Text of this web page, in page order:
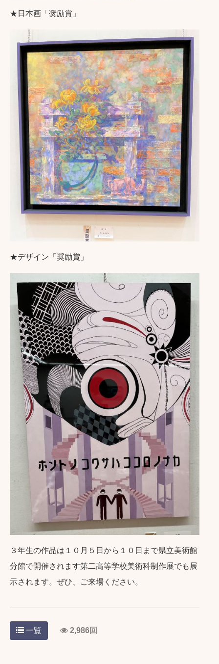
★日本画「奨励賞」
★デザイン「奨励賞」
３年生の作品は１０月５日から１０日まで県立美術館
分館で開催されます第二高等学校美術科制作展でも展
示されます。ぜひ、ご来場ください。
一覧 2,986回